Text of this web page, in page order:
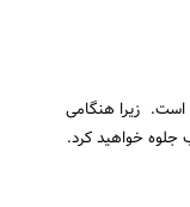
است. زیرا هنگامی
جلوه خواهید کرد.